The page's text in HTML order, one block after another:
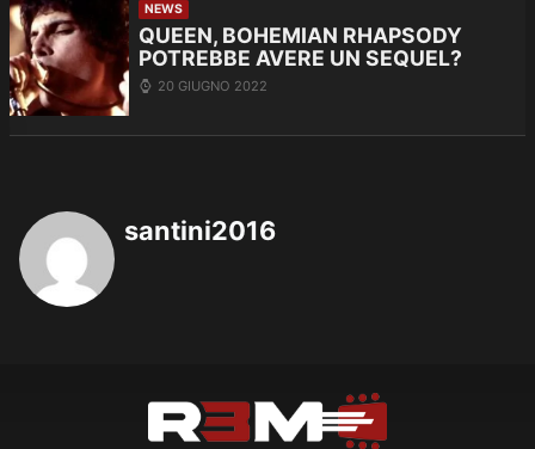
NEWS
QUEEN, BOHEMIAN RHAPSODY
POTREBBE AVERE UN SEQUEL?
20 GIUGNO 2022
santini2016